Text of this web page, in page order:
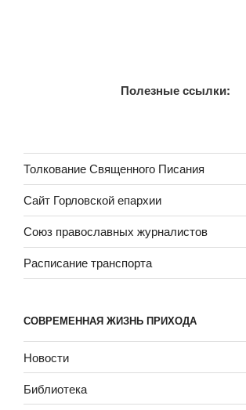
Полезные ссылки:
Толкование Священного Писания
Сайт Горловской епархии
Союз православных журналистов
Расписание транспорта
СОВРЕМЕННАЯ ЖИЗНЬ ПРИХОДА
Новости
Библиотека